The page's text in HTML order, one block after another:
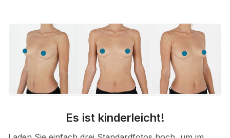
Es ist kinderleicht!